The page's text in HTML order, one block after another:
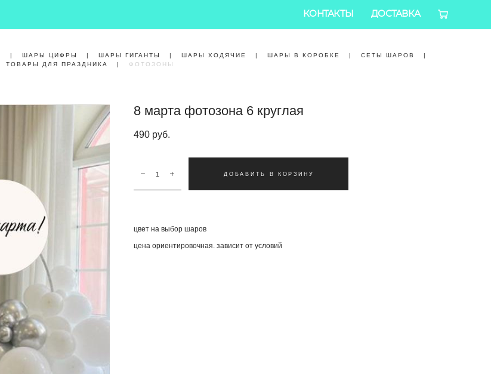
КОНТАКТЫ ДОСТАВКА
| ШАРЫ ЦИФРЫ | ШАРЫ ГИГАНТЫ | ШАРЫ ХОДЯЧИЕ | ШАРЫ В КОРОБКЕ | СЕТЫ ШАРОВ
|
ТОВАРЫ ДЛЯ ПРАЗДНИКА
| ФОТОЗОНЫ
8 марта фотозона 6 круглая
490 pуб.
ДОБАВИТЬ В КОРЗИНУ
цвет на выбор шаров
цена ориентировочная. зависит от условий